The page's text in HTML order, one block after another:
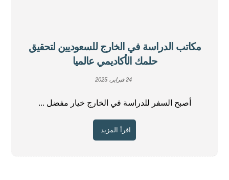
مكاتب الدراسة في الخارج للسعوديين لتحقيق
حلمك الأكاديمي عالميا
24 فبراير، 2025
أصبح السفر للدراسة في الخارج خيار مفضل ...
اقرأ المزيد